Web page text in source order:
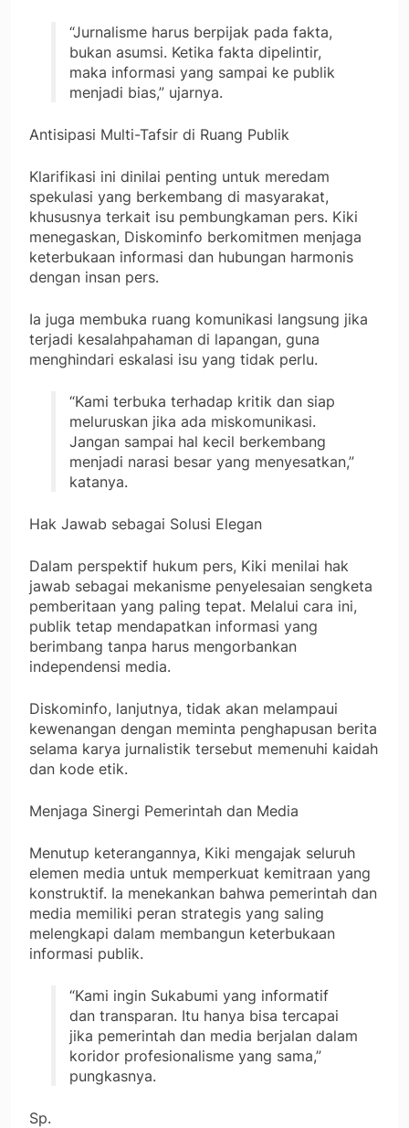
“Jurnalisme harus berpijak pada fakta,
bukan asumsi. Ketika fakta dipelintir,
maka informasi yang sampai ke publik
menjadi bias,” ujarnya.
Antisipasi Multi-Tafsir di Ruang Publik
Klarifikasi ini dinilai penting untuk meredam
spekulasi yang berkembang di masyarakat,
khususnya terkait isu pembungkaman pers. Kiki
menegaskan, Diskominfo berkomitmen menjaga
keterbukaan informasi dan hubungan harmonis
dengan insan pers.
Ia juga membuka ruang komunikasi langsung jika
terjadi kesalahpahaman di lapangan, guna
menghindari eskalasi isu yang tidak perlu.
“Kami terbuka terhadap kritik dan siap
meluruskan jika ada miskomunikasi.
Jangan sampai hal kecil berkembang
menjadi narasi besar yang menyesatkan,”
katanya.
Hak Jawab sebagai Solusi Elegan
Dalam perspektif hukum pers, Kiki menilai hak
jawab sebagai mekanisme penyelesaian sengketa
pemberitaan yang paling tepat. Melalui cara ini,
publik tetap mendapatkan informasi yang
berimbang tanpa harus mengorbankan
independensi media.
Diskominfo, lanjutnya, tidak akan melampaui
kewenangan dengan meminta penghapusan berita
selama karya jurnalistik tersebut memenuhi kaidah
dan kode etik.
Menjaga Sinergi Pemerintah dan Media
Menutup keterangannya, Kiki mengajak seluruh
elemen media untuk memperkuat kemitraan yang
konstruktif. Ia menekankan bahwa pemerintah dan
media memiliki peran strategis yang saling
melengkapi dalam membangun keterbukaan
informasi publik.
“Kami ingin Sukabumi yang informatif
dan transparan. Itu hanya bisa tercapai
jika pemerintah dan media berjalan dalam
koridor profesionalisme yang sama,”
pungkasnya.
Sp.